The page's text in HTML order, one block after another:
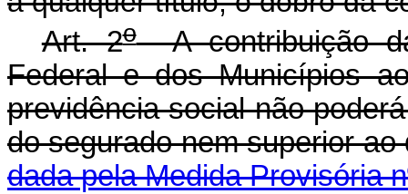
Art. 2oA contribuição
Federal e dos Municípios
previdência social não
do segurado nem superior
dada pela Medida Provisória